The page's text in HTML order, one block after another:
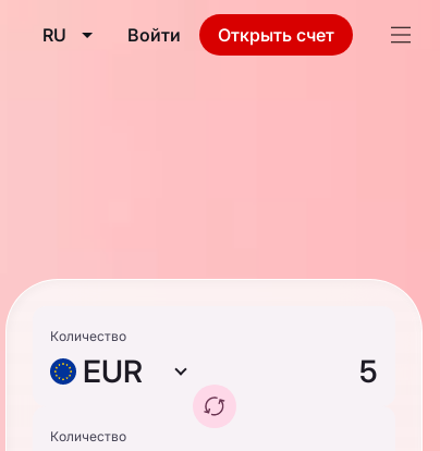
RU Войти Открыть счет
Количество
EUR
Количество